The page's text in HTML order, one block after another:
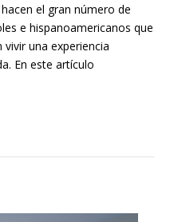
el gran número de
e hispanoamericanos que
vivir una experiencia
En este artículo